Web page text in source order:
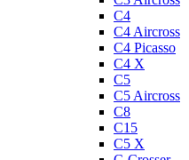
C4
C4 Aircross
C4 Picasso
C4 X
C5
C5 Aircross
C8
C15
C5 X